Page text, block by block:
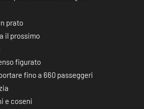
prato
il prossimo
figurato
fino a 660 passeggeri
e coseni